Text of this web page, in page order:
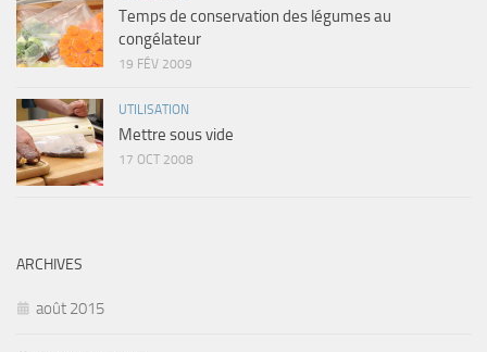
Temps de conservation des légumes au
congélateur
19 FÉV 2009
UTILISATION
Mettre sous vide
17 OCT 2008
ARCHIVES
août 2015